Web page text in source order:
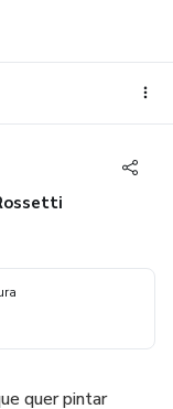
quer pintar